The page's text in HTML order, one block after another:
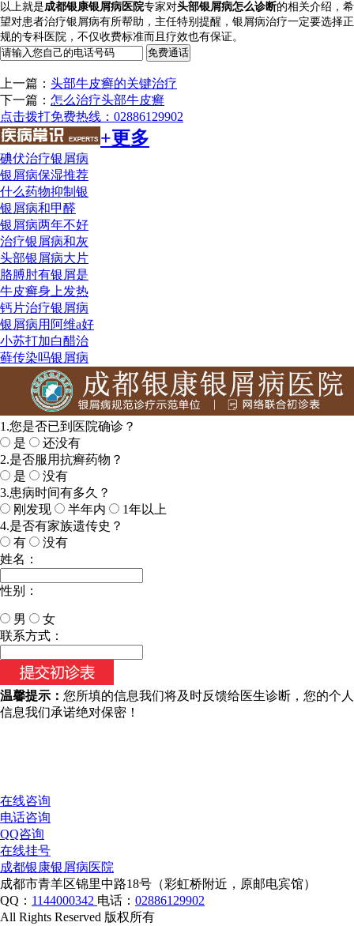
以上就是成都银康银屑病医院专家对头部银屑病怎么诊断的相关介绍，希
望对患者治疗银屑病有所帮助，主任特别提醒，银屑病治疗一定要选择正
规的专科医院，不仅收费标准而且疗效也有保证。
上一篇： 头部牛皮癣的关键治疗
下一篇： 怎么治疗头部牛皮癣
点击拨打免费热线：02886129902
+更多
碘伏治疗银屑病
银屑病保湿推荐
什么药物抑制银
银屑病和甲醛
银屑病两年不好
治疗银屑病和灰
头部银屑病大片
胳膊肘有银屑是
牛皮癣身上发热
钙片治疗银屑病
银屑病用阿维a好
小苏打加白醋治
藓传染吗银屑病
1.您是否已到医院确诊？
是
还没有
2.是否服用抗癣药物？
是
没有
3.患病时间有多久？
刚发现
半年内
1年以上
4.是否有家族遗传史？
有
没有
姓名：
性别：
男
女
今天日期：
联系方式：
温馨提示： 您所填的信息我们将及时反馈给医生诊断，您的个人
信息我们承诺绝对保密！
在线咨询
电话咨询
QQ咨询
在线挂号
成都银康银屑病医院
成都市青羊区锦里中路18号（彩虹桥附近，原邮电宾馆）
QQ： 1144000342 电话： 02886129902
All Rights Reserved 版权所有